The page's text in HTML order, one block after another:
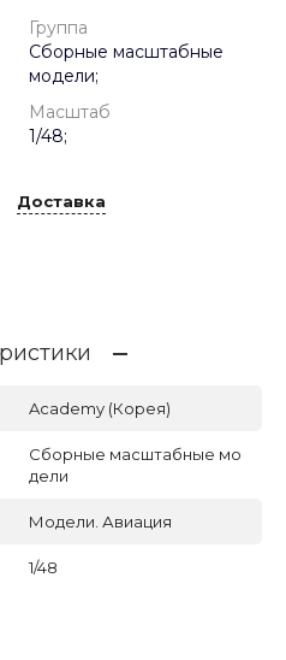
Группа
Сборные масштабные
модели;
Масштаб
1/48;
Доставка
Academy (Корея)
Сборные масштабные мо
дели
Модели. Авиация
1/48